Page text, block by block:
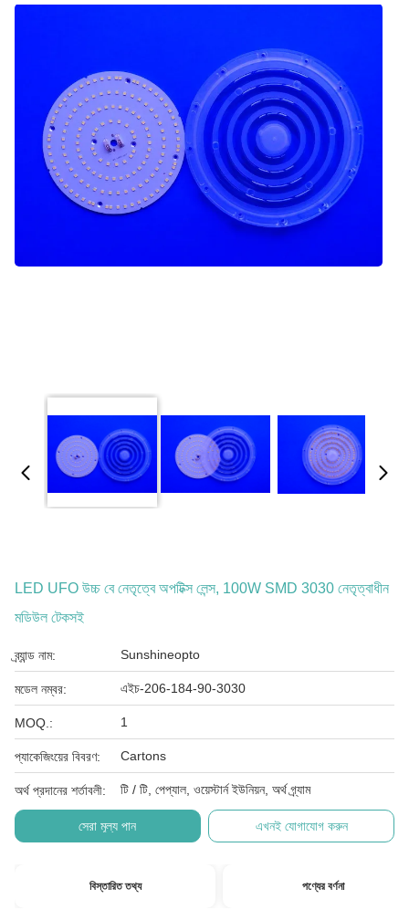
LED UFO উচ্চ বে নেতৃত্বে অপটিক্স লেন্স, 100W SMD 3030 নেতৃত্বাধীন
মডিউল টেকসই
ব্র্যান্ড নাম: Sunshineopto
মডেল নম্বর: এইচ-206-184-90-3030
MOQ.: 1
প্যাকেজিংয়ের বিবরণ: Cartons
অর্থ প্রদানের শর্তাবলী: টি / টি, পেপ্যাল, ওয়েস্টার্ন ইউনিয়ন, অর্থ গ্র্যাম
সেরা মূল্য পান এখনই যোগাযোগ করুন
বিস্তারিত তথ্য পণ্যের বর্ণনা